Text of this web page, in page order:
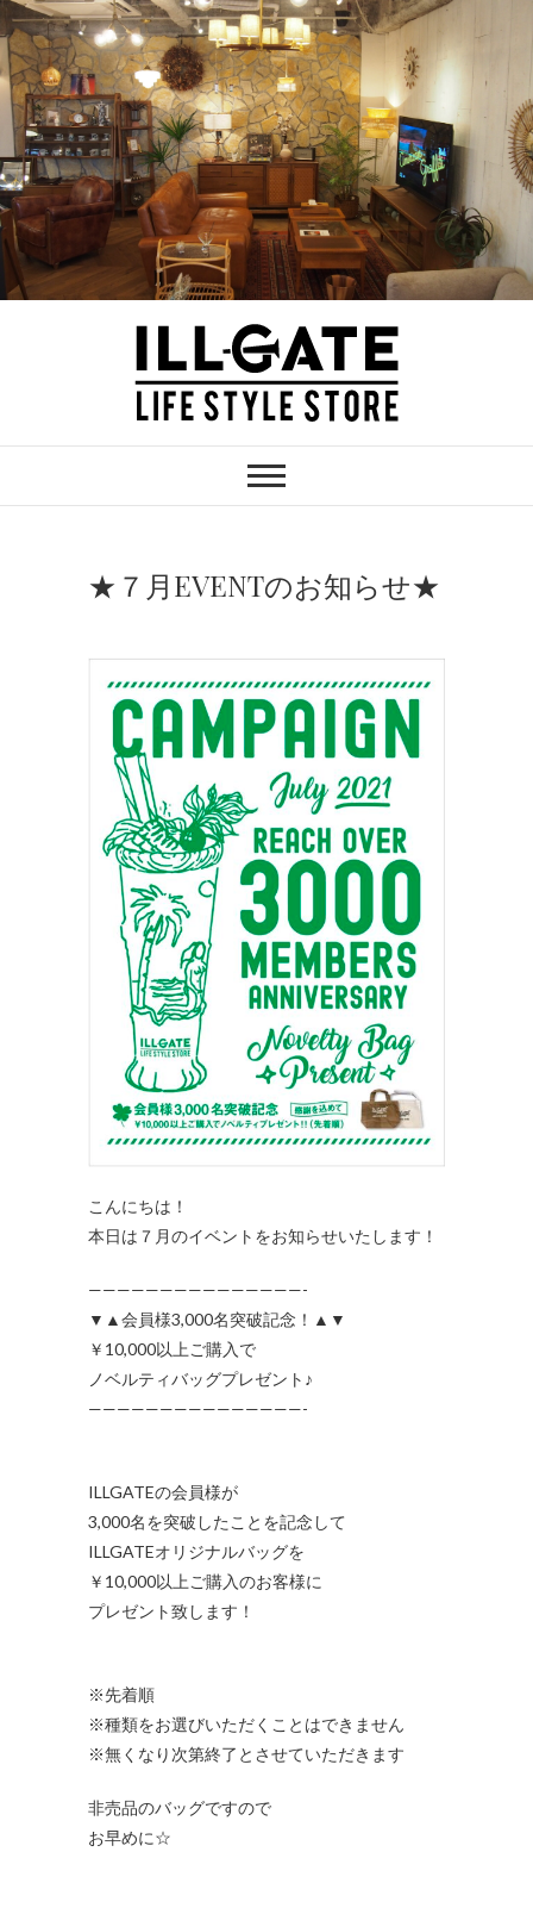
Skip
to
content
ILLGATE
★７月EVENTのお知らせ★
こんにちは！
本日は７月のイベントをお知らせいたします！
———————————————-
▼▲会員様3,000名突破記念！▲▼
￥10,000以上ご購入で
ノベルティバッグプレゼント♪
———————————————-
ILLGATEの会員様が
3,000名を突破したことを記念して
ILLGATEオリジナルバッグを
￥10,000以上ご購入のお客様に
プレゼント致します！
※先着順
※種類をお選びいただくことはできません
※無くなり次第終了とさせていただきます
非売品のバッグですので
お早めに☆